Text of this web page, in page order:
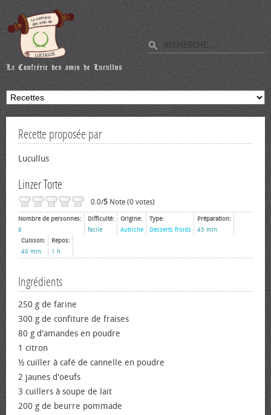
Recette proposée par
Lucullus
Linzer Torte
0.0/5 Note (0 votes)
Nombre de personnes:
8
Difficulté:
facile
Origine:
Autriche
Type:
Desserts froids
Préparation:
45 min
Cuisson:
40 min
Repos:
1 h
Ingrédients
250 g de farine
300 g de confiture de fraises
80 g d'amandes en poudre
1 citron
½ cuiller à café de cannelle en poudre
2 jaunes d'œufs
3 cuillers à soupe de lait
200 g de beurre pommade